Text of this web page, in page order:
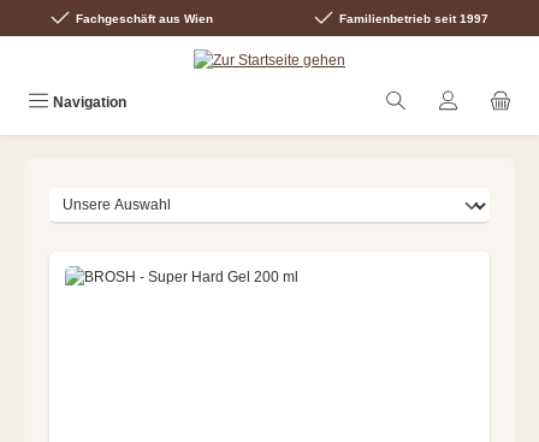
Zum Hauptinhalt springen
Fachgeschäft aus Wien Familienbetrieb seit 1997
Navigation